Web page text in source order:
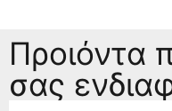
Προιόντα
σας